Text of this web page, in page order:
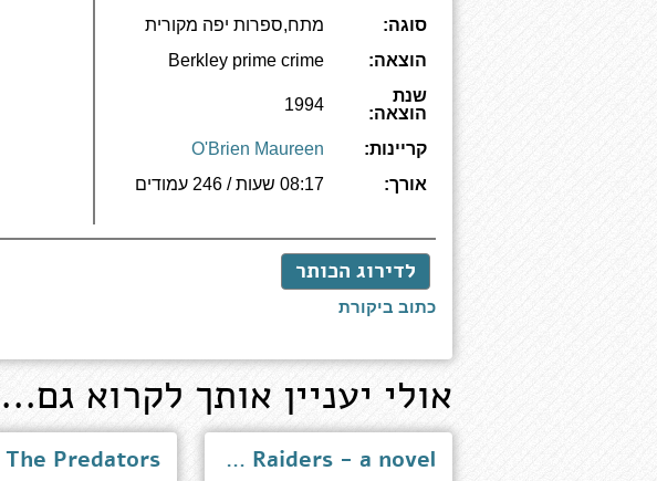
סוגה:
מתח,ספרות יפה מקורית
הוצאה:
Berkley prime crime
שנת
הוצאה:
1994
קריינות:
O'Brien Maureen
אורך:
08:17 שעות / 246 עמודים
לדירוג הכותר
כתוב ביקורת
אולי יעניין אותך לקרוא גם...
The Raiders - a novel
The Predators